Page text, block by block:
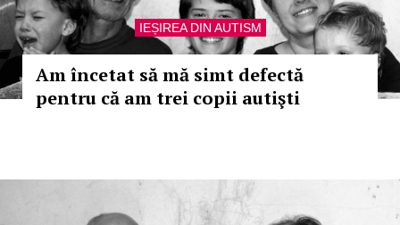
IEȘIREA DIN AUTISM
Am încetat să mă simt defectă
pentru că am trei copii autişti